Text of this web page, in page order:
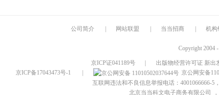
公司简介 网站联盟 当当招商 机构
Copyright 2004
京ICP证041189号
出版物经营许可证 新出
京ICP备17043473号-1
京公网安备
互联网违法和不良信息举报电话：4001066666-5
北京当当科文电子商务有限公司